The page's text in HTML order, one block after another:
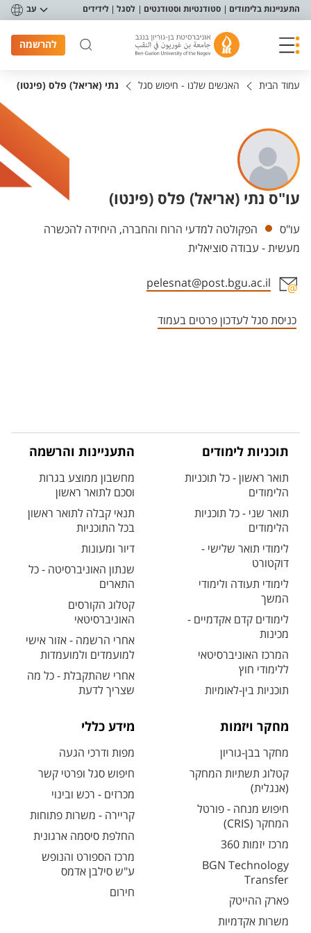
תפריט נגישות
התעניינות בלימודים סטודנטיות וסטודנטים לסגל לידידים עב
להרשמה
עמוד הבית האנשים שלנו - חיפוש סגל נתי (אריאל) פלס (פינטו)
עו"ס נתי (אריאל) פלס (פינטו)
יחידות
עו"ס
הפקולטה למדעי הרוח והחברה, היחידה להכשרה
מעשית - עבודה סוציאלית
pelesnat@post.bgu.ac.il
כניסת סגל לעדכון פרטים בעמוד
תוכניות לימודים
תואר ראשון - כל תוכניות
הלימודים
תואר שני - כל תוכניות
הלימודים
לימודי תואר שלישי -
דוקטורט
לימודי תעודה ולימודי
המשך
לימודים קדם אקדמיים -
מכינות
המרכז האוניברסיטאי
ללימודי חוץ
תוכניות בין-לאומיות
התעניינות והרשמה
מחשבון ממוצע בגרות
וסכם לתואר ראשון
תנאי קבלה לתואר ראשון
בכל התוכניות
דיור ומעונות
שנתון האוניברסיטה - כל
התארים
קטלוג הקורסים
האוניברסיטאי
אחרי הרשמה - אזור אישי
למועמדים ולמועמדות
אחרי שהתקבלת - כל מה
שצריך לדעת
מחקר ויזמות
מחקר בבן-גוריון
קטלוג תשתיות המחקר
(אנגלית)
חיפוש מנחה - פורטל
המחקר (CRIS)
מרכז יזמות 360
BGN Technology
Transfer
פארק ההייטק
משרות אקדמיות
מידע כללי
מפות ודרכי הגעה
חיפוש סגל ופרטי קשר
מכרזים - רכש ובינוי
קריירה - משרות פתוחות
החלפת סיסמה ארגונית
מרכז הספורט והנופש
ע"ש סילבן אדמס
חירום